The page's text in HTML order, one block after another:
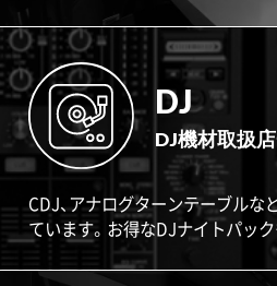
DJ
DJ機材取扱
CDJ、アナログターンテーブルな
ています。お得なDJナイトパッ